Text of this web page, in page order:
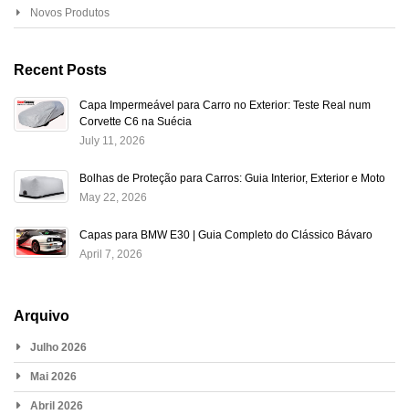
Novos Produtos
Recent Posts
Capa Impermeável para Carro no Exterior: Teste Real num
Corvette C6 na Suécia
July 11, 2026
Bolhas de Proteção para Carros: Guia Interior, Exterior e Moto
May 22, 2026
Capas para BMW E30 | Guia Completo do Clássico Bávaro
April 7, 2026
Arquivo
Julho 2026
Mai 2026
Abril 2026